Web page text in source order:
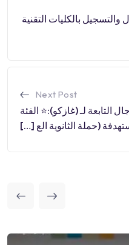
والتسجيل بالكليات التقنية
Next Post
التابعة لـ (غازكو):⭐️ الفئة
(حملة الثانوية الع […]